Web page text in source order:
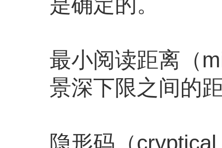
最小阅读距离（
景深下限之间的
隐形码（